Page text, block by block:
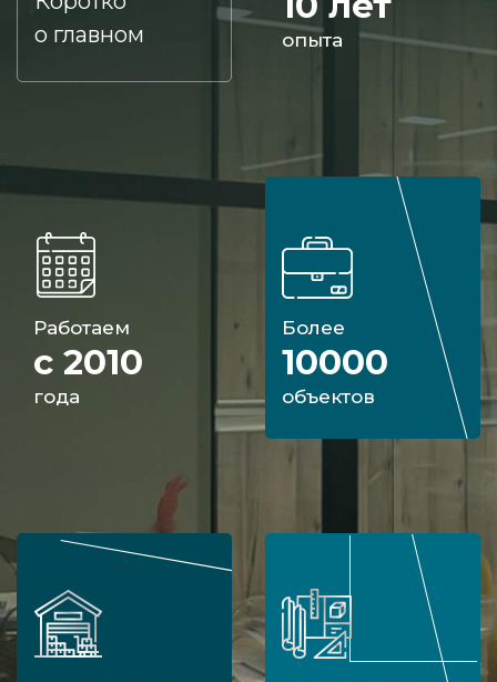
о главном
опыта
Работаем
с 2010
года
Более
10000
объектов